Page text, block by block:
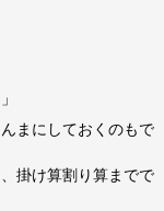
まにしておくのもで
掛け算割り算までで